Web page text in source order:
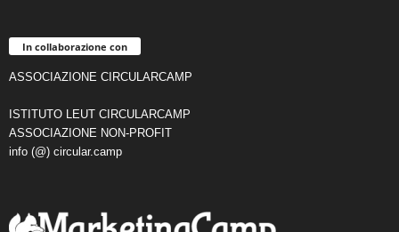
In collaborazione con
ASSOCIAZIONE CIRCULARCAMP
ISTITUTO LEUT CIRCULARCAMP
ASSOCIAZIONE NON-PROFIT
info (@) circular.camp